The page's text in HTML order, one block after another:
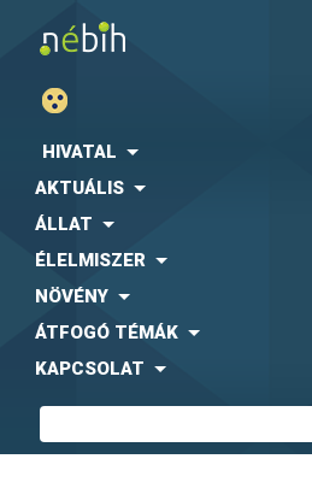
HIVATAL
AKTUÁLIS
ÁLLAT
ÉLELMISZER
NÖVÉNY
ÁTFOGÓ TÉMÁK
KAPCSOLAT